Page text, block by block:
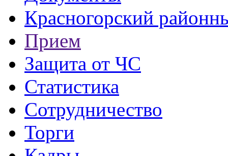
Красногорский
Прием
Защита от ЧС
Статистика
Сотрудничество
Торги